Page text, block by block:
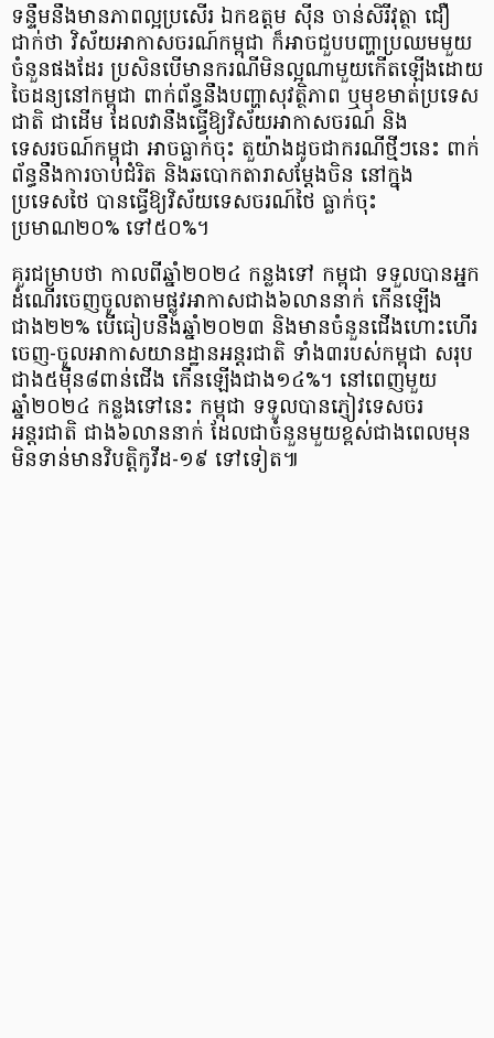
​​ទន្ទឹមនឹងមានភាពល្អប្រសើរ ឯកឧត្តម ស៊ីន ចាន់សិរីវុត្ថា ជឿ
ជាក់ថា វិស័យអាកាសចរណ៍កម្ពុជា ក៏អាចជួបបញ្ហាប្រឈមមួយ
ចំនួនផងដែរ ប្រសិនបើមានករណីមិនល្អណាមួយកើតឡើងដោយ
ចៃដន្យនៅកម្ពុជា ពាក់ព័ន្ធនឹងបញ្ហាសុវត្ថិភាព ឬមុខមាត់ប្រទេស
ជាតិ ជាដើម ដែលវានឹងធ្វើឱ្យវិស័យអាកាសចរណ៍ និង
ទេសរចណ៍កម្ពុជា អាចធ្លាក់ចុះ តួយ៉ាងដូចជាករណីថ្មីៗនេះ ពាក់
ព័ន្ធនឹងការចាប់ជំរិត និងឆបោកតារាសម្តែងចិន នៅក្នុង
ប្រទេសថៃ បានធ្វើឱ្យវិស័យទេសចរណ៍ថៃ ធ្លាក់ចុះ
ប្រមាណ២០% ទៅ៥០%។
​គួរជម្រាបថា កាលពីឆ្នាំ២០២៤ កន្លងទៅ កម្ពុជា ទទួលបានអ្នក
ដំណើរចេញចូលតាមផ្លូវអាកាសជាង៦លាននាក់ កើនឡើង
ជាង២២% បើធៀបនឹងឆ្នាំ២០២៣ និងមានចំនួនជើងហោះហើរ
ចេញ-ចូលអាកាសយានដ្ឋានអន្តរជាតិ ទាំង៣របស់កម្ពុជា សរុប
ជាង៥ម៉ឺន៨ពាន់ជើង កើនឡើងជាង១៤%។ នៅពេញមួយ
ឆ្នាំ២០២៤ កន្លងទៅនេះ កម្ពុជា ទទួលបានភ្ញៀវទេសចរ
អន្តរជាតិ ជាង៦លាននាក់ ដែលជាចំនួនមួយខ្ពស់ជាងពេលមុន
មិនទាន់មានវិបត្តិកូវីដ-១៩ ទៅទៀត៕